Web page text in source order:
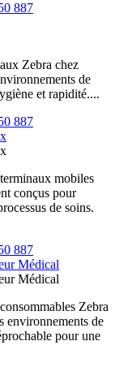
887
Zebra chez
de
et rapidité....
887
mobiles
conçus pour
de soins.
887
Médical
Médical
Zebra
environnements de
pour une